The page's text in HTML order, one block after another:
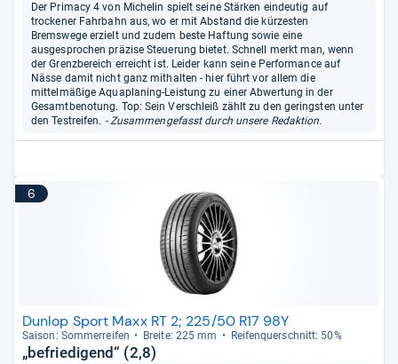
Der Primacy 4 von Michelin spielt seine Stärken eindeutig auf
trockener Fahrbahn aus, wo er mit Abstand die kürzesten
Bremswege erzielt und zudem beste Haftung sowie eine
ausgesprochen präzise Steuerung bietet. Schnell merkt man, wenn
der Grenzbereich erreicht ist. Leider kann seine Performance auf
Nässe damit nicht ganz mithalten - hier führt vor allem die
mittelmäßige Aquaplaning-Leistung zu einer Abwertung in der
Gesamtbenotung. Top: Sein Verschleiß zählt zu den geringsten unter
den Testreifen. - Zusammengefasst durch unsere Redaktion.
6
Dunlop Sport Maxx RT 2; 225/50 R17 98Y
Sai­son: Som­mer­rei­fen Breite: 225 mm Rei­fen­quer­schnitt: 50%
„befriedigend“ (2,8)